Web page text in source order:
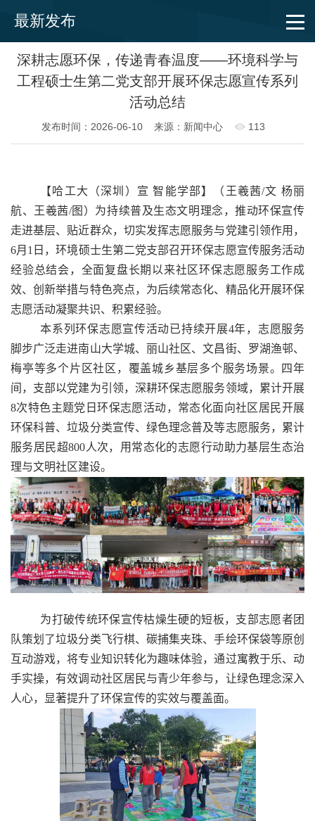
最新发布
深耕志愿环保，传递青春温度——环境科学与
工程硕士生第二党支部开展环保志愿宣传系列
活动总结
发布时间：2026-06-10 来源：新闻中心 113
【哈工大（深圳）宣 智能学部】（王羲茜/文 杨丽
航、王羲茜/图）为持续普及生态文明理念，推动环保宣传
走进基层、贴近群众，切实发挥志愿服务与党建引领作用，
6月 1 日，环境硕士生第二党支部召开环保志愿宣传服务活动
经验总结会，全面复盘长期以来社区环保志愿服务工作成
效、创新举措与特色亮点，为后续常态化、精品化开展环保
志愿活动凝聚共识、积累经验。
本系列环保志愿宣传活动已持续开展4年，志愿服务
脚步广泛走进南山大学城、丽山社区、文昌街、罗湖渔邨、
梅亭等多个片区社区，覆盖城乡基层多个服务场景。四年
间，支部以党建为引领，深耕环保志愿服务领域，累计开展
8次特色主题党日环保志愿活动，常态化面向社区居民开展
环保科普、垃圾分类宣传、绿色理念普及等志愿服务，累计
服务居民超800人次，用常态化的志愿行动助力基层生态治
理与文明社区建设。
为打破传统环保宣传枯燥生硬的短板，支部志愿者团
队策划了垃圾分类飞行棋、碳捕集夹珠、手绘环保袋等原创
互动游戏，将专业知识转化为趣味体验，通过寓教于乐、动
手实操，有效调动社区居民与青少年参与，让绿色理念深入
人心，显著提升了环保宣传的实效与覆盖面。